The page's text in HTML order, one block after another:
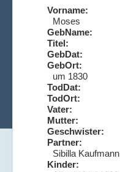
Vorname:
Moses
GebName:
Titel:
GebDat:
GebOrt:
um 1830
TodDat:
TodOrt:
Vater:
Mutter:
Geschwister:
Partner:
Sibilla Kaufmann
Kinder: